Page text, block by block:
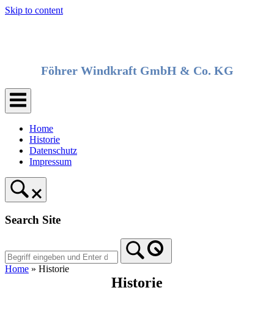
Skip to content
Föhrer Windkraft GmbH & Co. KG
Home
Historie
Datenschutz
Impressum
Search Site
Home » Historie
Historie